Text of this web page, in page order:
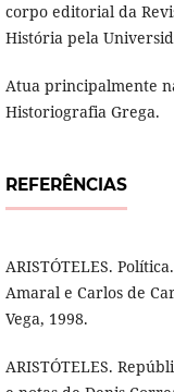
corpo editorial da
História pela
Atua principalmente
Historiografia Grega.
REFERÊNCIAS
ARISTÓTELES.
Amaral e Carlos de
Vega, 1998.
ARISTÓTELES.